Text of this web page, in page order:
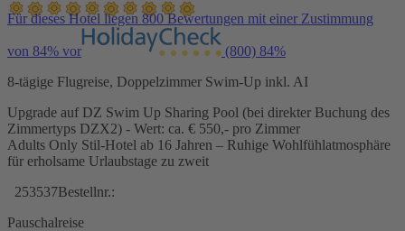
Für dieses Hotel liegen 800 Bewertungen mit einer Zustimmung
von 84% vor (800) 84%
8-tägige Flugreise, Doppelzimmer Swim-Up inkl. AI
Upgrade auf DZ Swim Up Sharing Pool (bei direkter Buchung des
Zimmertyps DZX2) - Wert: ca. € 550,- pro Zimmer
Adults Only Stil-Hotel ab 16 Jahren – Ruhige Wohlfühlatmosphäre
für erholsame Urlaubstage zu zweit
253537Bestellnr.:
Pauschalreise